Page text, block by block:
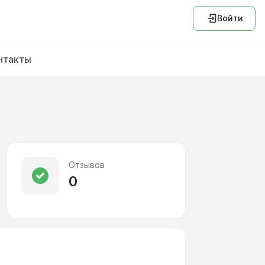
Войти
Отзывов
0